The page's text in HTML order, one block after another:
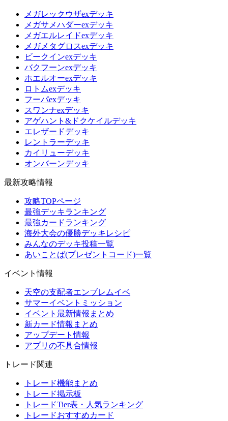
メガレックウザexデッキ
メガサメハダーexデッキ
メガエルレイドexデッキ
メガメタグロスexデッキ
ビークインexデッキ
バクフーンexデッキ
ホエルオーexデッキ
ロトムexデッキ
フーパexデッキ
スワンナexデッキ
アゲハント&ドクケイルデッキ
エレザードデッキ
レントラーデッキ
カイリューデッキ
オンバーンデッキ
最新攻略情報
攻略TOPページ
最強デッキランキング
最強カードランキング
海外大会の優勝デッキレシピ
みんなのデッキ投稿一覧
あいことば(プレゼントコード)一覧
イベント情報
天空の支配者エンブレムイベ
サマーイベントミッション
イベント最新情報まとめ
新カード情報まとめ
アップデート情報
アプリの不具合情報
トレード関連
トレード機能まとめ
トレード掲示板
トレードTier表・人気ランキング
トレードおすすめカード